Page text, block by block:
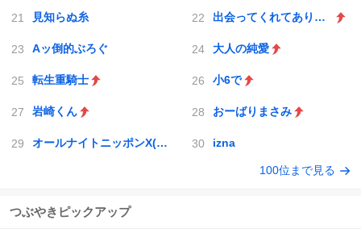
見知らぬ糸 出会ってくれてありがとう
Aッ倒的ぶろぐ 大人の純愛
転生重騎士 小6で
岩崎くん おーばりまさみ
オールナイトニッポンX(クロス) izna
100位まで見る
つぶやきピックアップ